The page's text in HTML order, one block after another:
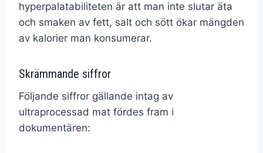
hyperpalatabiliteten är att man inte slutar äta
och smaken av fett, salt och sött ökar mängden
av kalorier man konsumerar.
Skrämmande siffror
Följande siffror gällande intag av
ultraprocessad mat fördes fram i
dokumentären: